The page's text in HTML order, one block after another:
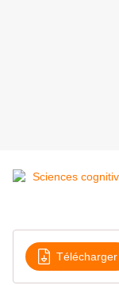
Télécharger